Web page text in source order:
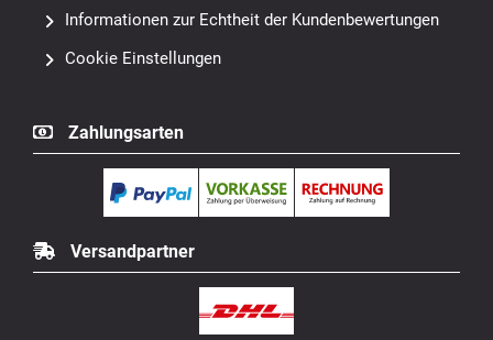
Informationen zur Echtheit der Kundenbewertungen
Cookie Einstellungen
Zahlungsarten
Versandpartner